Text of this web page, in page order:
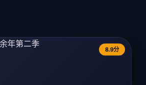
8.9分